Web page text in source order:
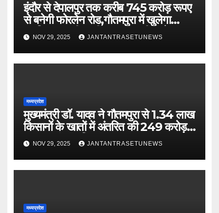
इंदौर से देपालपुर तक करीब 745 करोड़ रूपए
से बनेगी फोरलेन रोड,गौतमपुरा में खुलेगा
महाविद्यालय, पीएचसी अब सीएचसी में होगा
अपग्रेड
NOV 29, 2025 JANTANTRASETUNEWS
मध्यप्रदेश
मुख्यमंत्री डॉ. यादव ने गौतमपुरा से 1.34 लाख
किसानों के खातों में अंतरित की 249 करोड़
रूपए भावांतर राशि
NOV 29, 2025 JANTANTRASETUNEWS
मध्यप्रदेश